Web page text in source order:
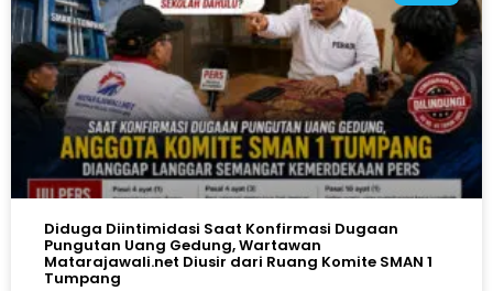
Diduga Diintimidasi Saat Konfirmasi Dugaan
Pungutan Uang Gedung, Wartawan
Matarajawali.net Diusir dari Ruang Komite SMAN 1
Tumpang